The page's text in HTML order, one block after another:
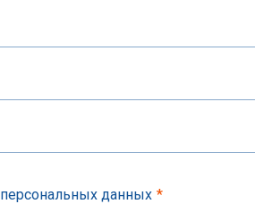
персональных данных